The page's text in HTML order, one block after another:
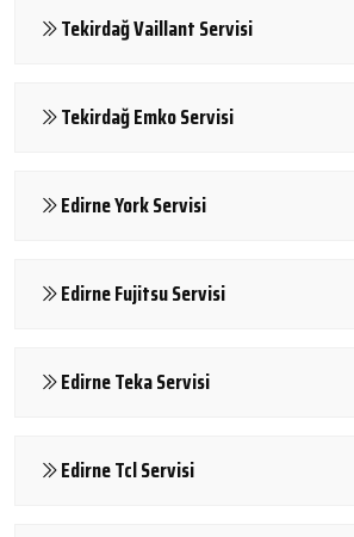
Tekirdağ Vaillant Servisi
Tekirdağ Emko Servisi
Edirne York Servisi
Edirne Fujitsu Servisi
Edirne Teka Servisi
Edirne Tcl Servisi